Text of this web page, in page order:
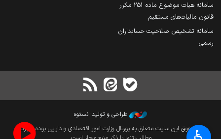
سامانه هیات موضوع ماده 251 مکرر
قانون مالیات‌های مستقیم
سامانه تشخیص صلاحیت حسابداران
رسمی
طراحی و تولید: نستوه
تمام حقوق این سایت متعلق به پورتال وزارت امور اقتصادی و دارایی بوده و بازنشر